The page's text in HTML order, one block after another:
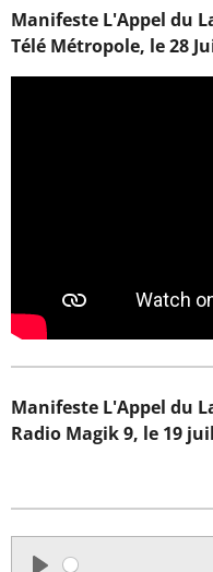
Manifeste L'Appel du
Télé Métropole, le 28
Manifeste L'Appel du
Radio Magik 9, le 19